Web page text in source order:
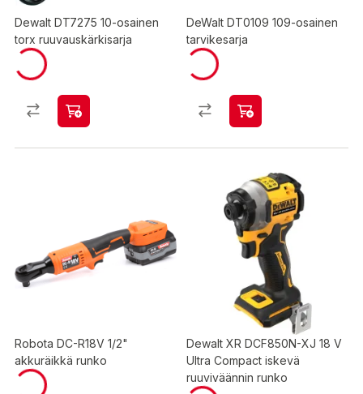
Dewalt DT7275 10-osainen
torx ruuvauskärkisarja
DeWalt DT0109 109-osainen
tarvikesarja
Robota DC-R18V 1/2"
akkuräikkä runko
Dewalt XR DCF850N-XJ 18 V
Ultra Compact iskevä
ruuviväännin runko